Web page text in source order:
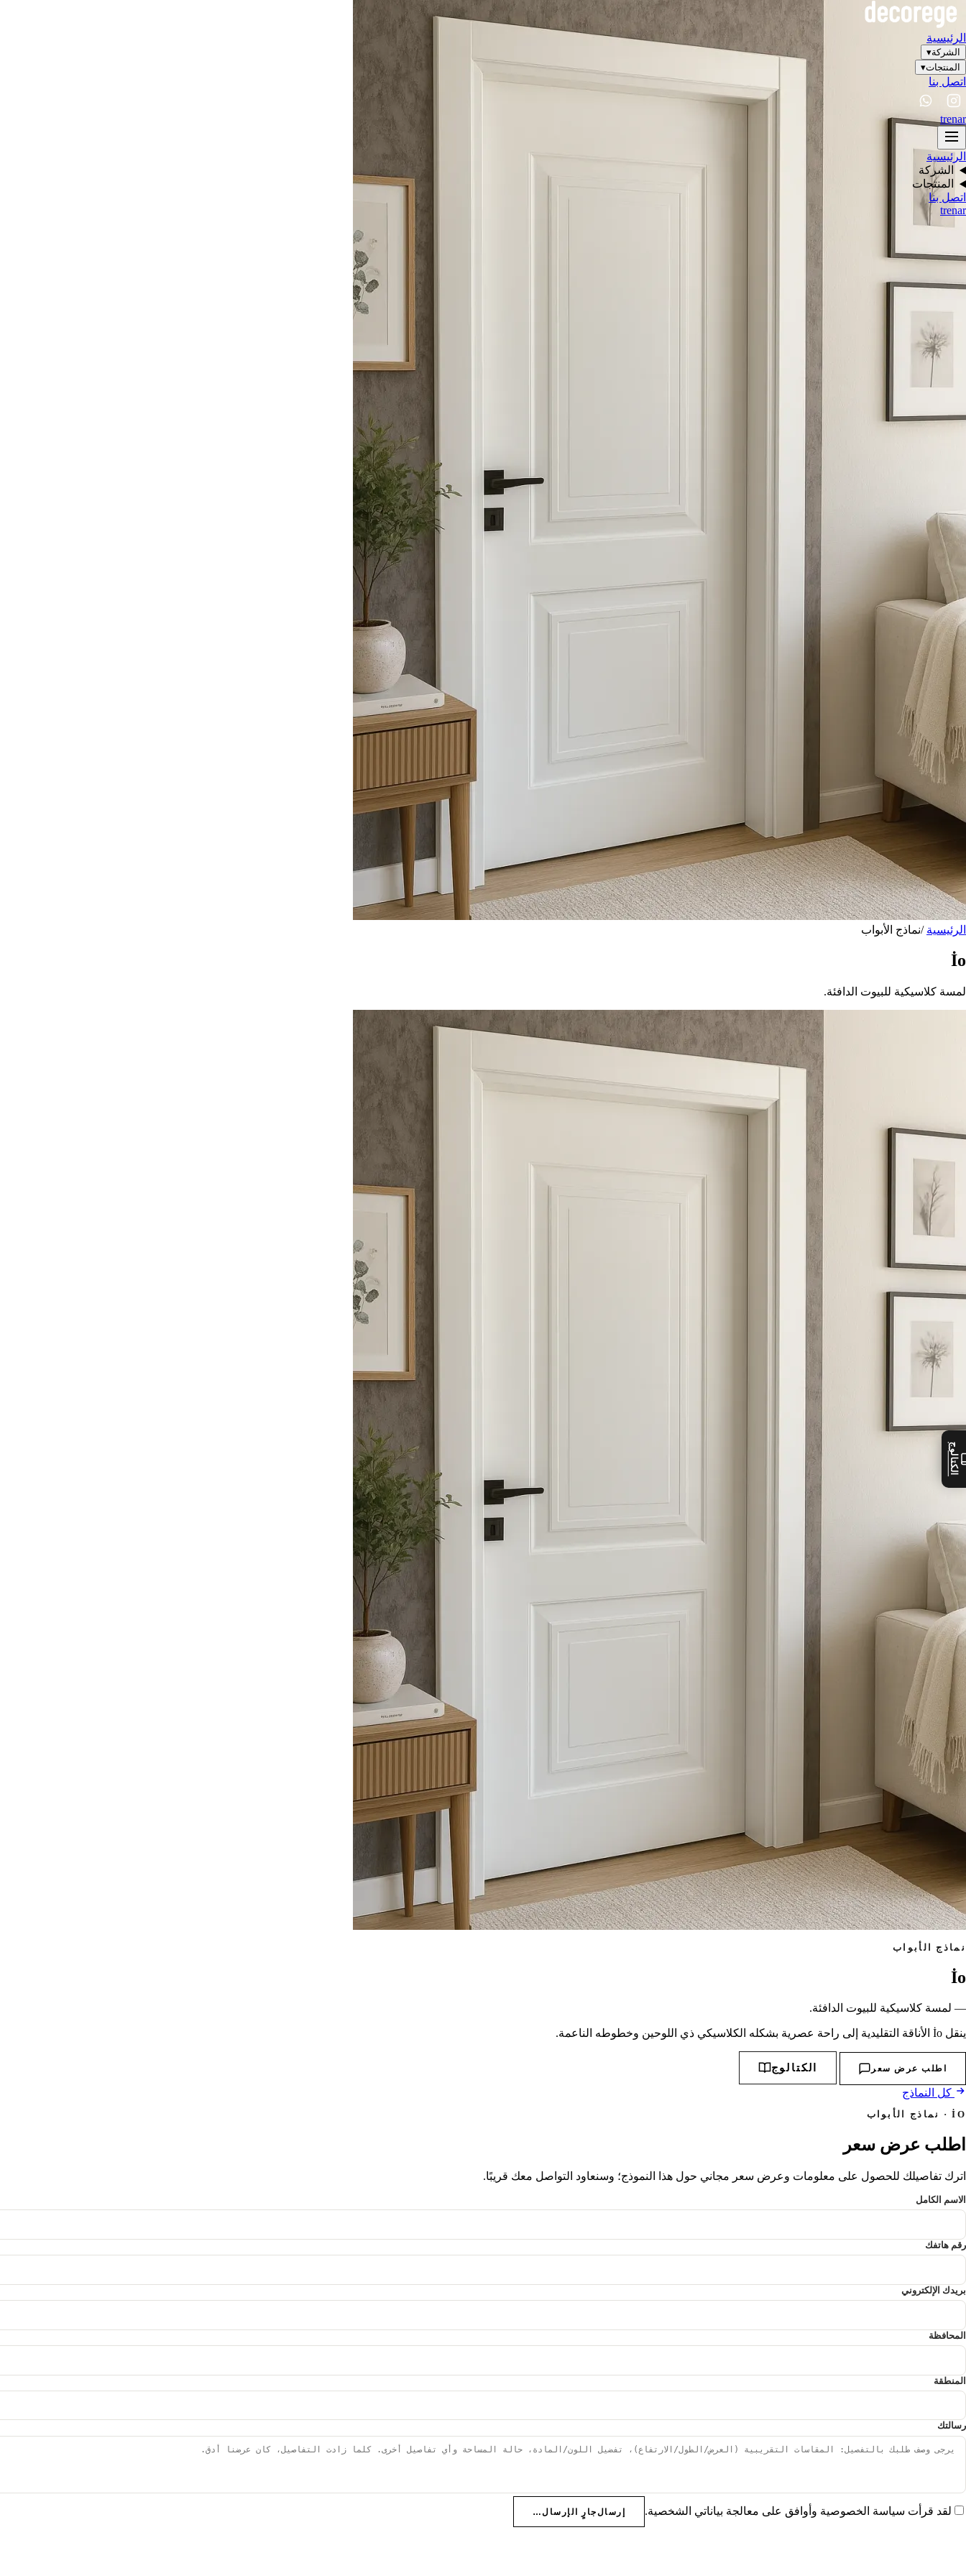
الرئيسية
الشركة▾
المنتجات▾
اتصل بنا
trenar
الرئيسية
الشركة
المنتجات
اتصل بنا
trenar
الرئيسية /نماذج الأبواب
İo
لمسة كلاسيكية للبيوت الدافئة.
نماذج الأبواب
İo
— لمسة كلاسيكية للبيوت الدافئة.
ينقل İo الأناقة التقليدية إلى راحة عصرية بشكله الكلاسيكي ذي اللوحين وخطوطه الناعمة.
اطلب عرض سعر الكتالوج
كل النماذج
İO · نماذج الأبواب
اطلب عرض سعر
اترك تفاصيلك للحصول على معلومات وعرض سعر مجاني حول هذا النموذج؛ وسنعاود التواصل معك قريبًا.
الاسم الكامل
رقم هاتفك
بريدك الإلكتروني
المحافظة
المنطقة
رسالتك
لقد قرأت سياسة الخصوصية وأوافق على معالجة بياناتي الشخصية. إرسالجارٍ الإرسال…
الكتالوج